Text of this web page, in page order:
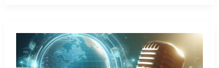
o
una
tendencia?